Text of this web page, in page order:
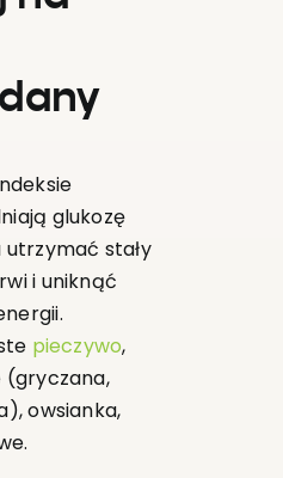
glukozę
stały
i uniknąć
pieczywo,
(gryczana,
owsianka,